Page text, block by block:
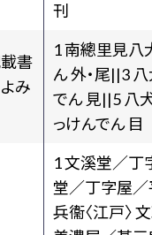
刊
書
み
1 南總里見八
ん 外・尾||3
でん 見||5 八
っけんでん 目
1 文溪堂／丁
堂／丁字屋／
兵衞〈江戸〉